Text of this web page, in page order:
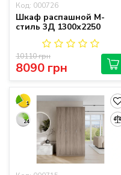
Код: 000726
Шкаф распашной М-
стиль 3Д 1300х2250
8090 грн
10110 грн
1
24